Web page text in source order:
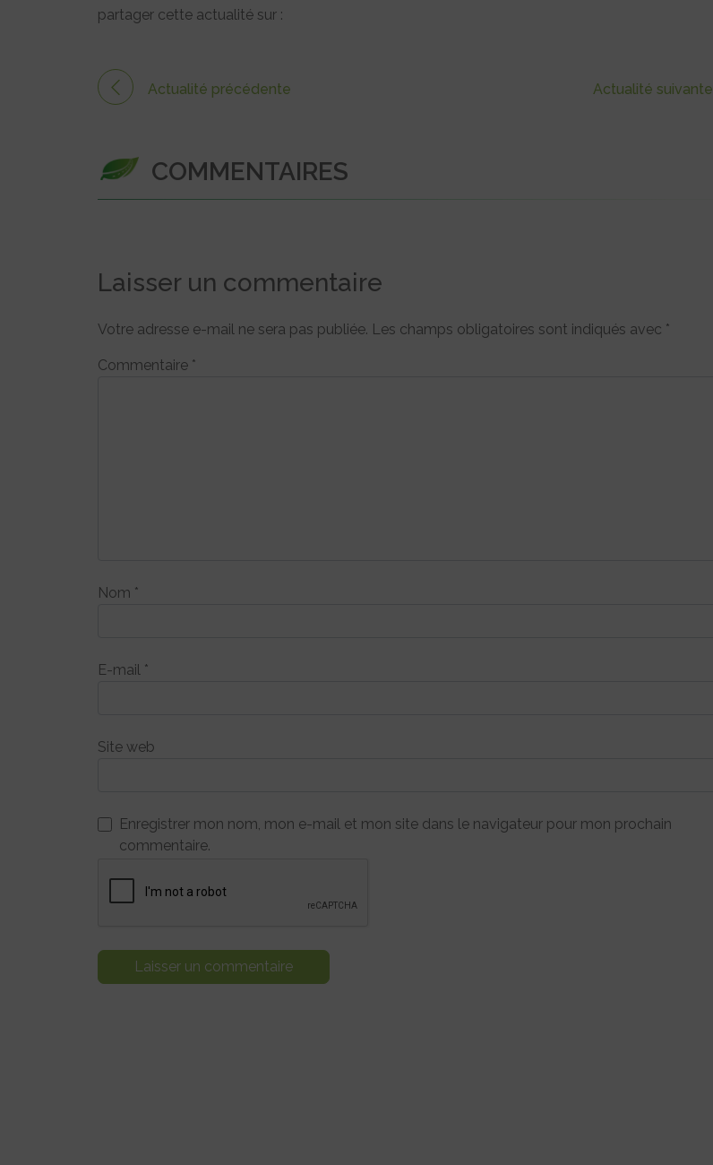
partager cette actualité sur :
Actualité précédente Actualité suivante
COMMENTAIRES
Laisser un commentaire
Votre adresse e-mail ne sera pas publiée. Les champs obligatoires sont indiqués avec *
Commentaire *
Nom *
E-mail *
Site web
Enregistrer mon nom, mon e-mail et mon site dans le navigateur pour mon prochain
commentaire.